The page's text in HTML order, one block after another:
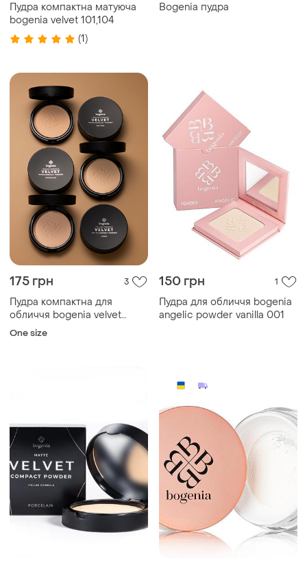
Пудра компактна матуюча
bogenia velvet 101,104
(1)
Bogenia пудра
175 грн 3
Пудра компактна для
обличчя bogenia velvet
matte powder
One size
150 грн 1
Пудра для обличчя bogenia
angelic powder vanilla 001